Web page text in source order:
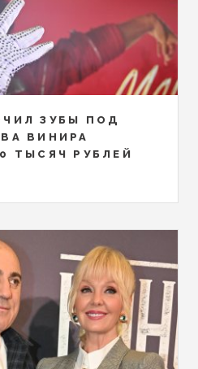
ЗУБЫ ПОД
ВИНИРА
ТЫСЯЧ РУБЛЕЙ